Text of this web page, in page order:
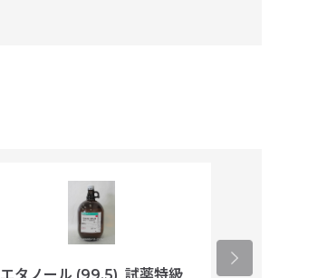
エタノール (99.5)_試薬特級
アセトニト